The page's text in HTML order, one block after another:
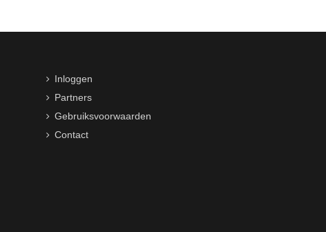
Inloggen
Partners
Gebruiksvoorwaarden
Contact